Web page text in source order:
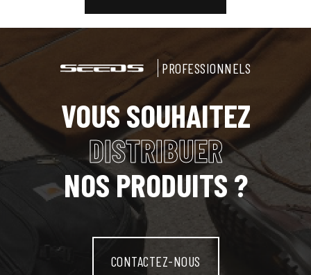
PROFESSIONNELS
VOUS SOUHAITEZ
DISTRIBUER
NOS PRODUITS ?
CONTACTEZ-NOUS